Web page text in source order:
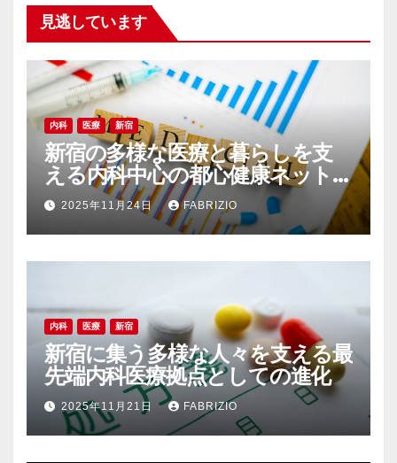
見逃しています
内科 医療 新宿
新宿の多様な医療と暮らしを支
える内科中心の都心健康ネット
ワーク
2025年11月24日 FABRIZIO
内科 医療 新宿
新宿に集う多様な人々を支える最
先端内科医療拠点としての進化
2025年11月21日 FABRIZIO